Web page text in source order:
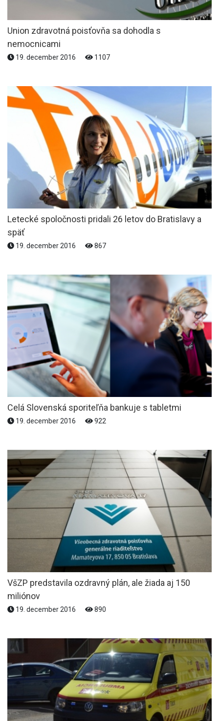
Union zdravotná poisťovňa sa dohodla s
nemocnicami
19. december 2016 1107
Letecké spoločnosti pridali 26 letov do Bratislavy a
späť
19. december 2016 867
Celá Slovenská sporiteľňa bankuje s tabletmi
19. december 2016 922
VšZP predstavila ozdravný plán, ale žiada aj 150
miliónov
19. december 2016 890